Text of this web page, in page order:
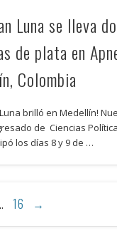
Luna se lleva
de plata en
Colombia
brilló en Medellín!
de Ciencias
los días 8 y 9 de …
16 →